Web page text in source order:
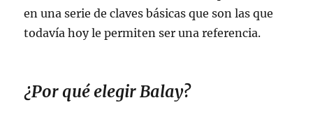
en una serie de claves básicas que son las que
todavía hoy le permiten ser una referencia.
¿Por qué elegir Balay?